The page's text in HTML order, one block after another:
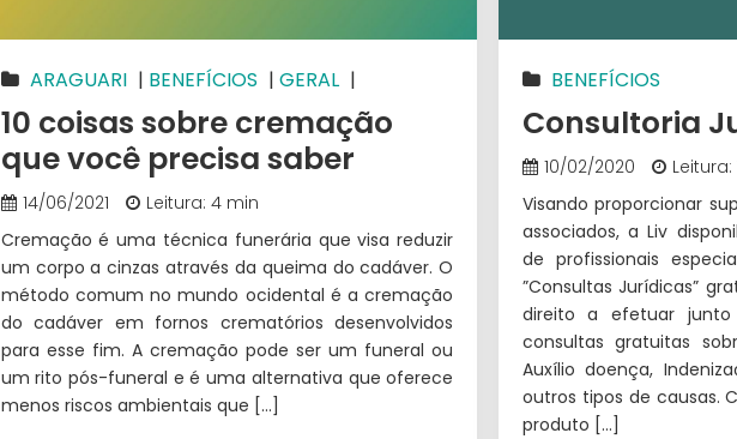
ARAGUARI | BENEFÍCIOS | GERAL |
IMPERATRIZ |ITUIUTABA |SÃO LUÍS DE MONTES
10 coisas sobre cremação
que você precisa saber
14/06/2021
Leitura: 4 min
Cremação é uma técnica funerária que visa reduzir
um corpo a cinzas através da queima do cadáver. O
método comum no mundo ocidental é a cremação
do cadáver em fornos crematórios desenvolvidos
para esse fim. A cremação pode ser um funeral ou
um rito pós-funeral e é uma alternativa que oferece
menos riscos ambientais que […]
BENEFÍCIOS
Consultoria
10/02/2020
Leitura:
Visando proporcionar
associados, a Liv
de profissionais
”Consultas Jurídicas”
direito a efetuar junto
consultas gratuitas
Auxílio doença,
outros tipos de causas.
produto […]